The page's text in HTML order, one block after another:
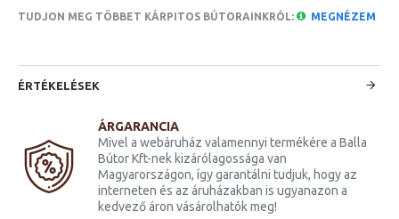
TUDJON MEG TÖBBET KÁRPITOS BÚTORAINKRÓL: MEGNÉZEM
ÉRTÉKELÉSEK
ÁRGARANCIA
Mivel a webáruház valamennyi termékére a Balla
Bútor Kft-nek kizárólagossága van
Magyarországon, így garantálni tudjuk, hogy az
interneten és az áruházakban is ugyanazon a
kedvező áron vásárolhatók meg!